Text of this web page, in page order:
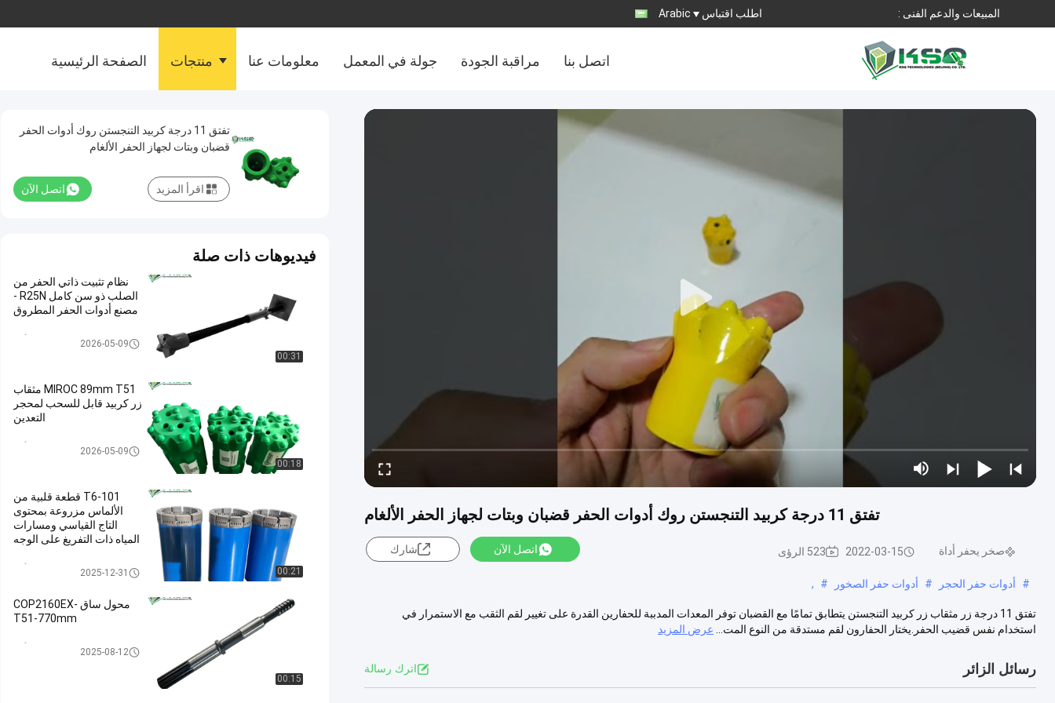
المبيعات والدعم الفنى : اطلب اقتباس Arabic
الصفحة الرئيسية منتجات معلومات عنا جولة في المعمل مراقبة الجودة اتصل بنا
تفتق 11 درجة كربيد التنجستن روك أدوات الحفر قضبان وبتات لجهاز الحفر الألغام
صخر يحفر أداة 2022-03-15 523 الرؤى اتصل الآن شارك
# أدوات حفر الحجر # أدوات حفر الصخور #
,
تفتق 11 درجة زر مثقاب زر كربيد التنجستن يتطابق تمامًا مع القضبان توفر المعدات المدببة للحفارين القدرة على تغيير لقم الثقب مع الاستمرار في
استخدام نفس قضيب الحفر.يختار الحفارون لقم مستدقة من النوع المت...
عرض المزيد
رسائل الزائر اترك رسالة
تفتق 11 درجة كربيد التنجستن روك أدوات الحفر
قضبان وبتات لجهاز الحفر الألغام
اتصل الآن اقرأ المزيد
فيديوهات ذات صلة
00:31
نظام تثبيت ذاتي الحفر من
الصلب ذو سن كامل R25N -
مصنع أدوات الحفر المطروق
2026-05-09
00:18
MIROC 89mm T51 مثقاب
زر كربيد قابل للسحب لمحجر
التعدين
2026-05-09
00:21
T6-101 قطعة قلبية من
الألماس مزروعة بمحتوى
التاج القياسي ومسارات
المياه ذات التفريغ على الوجه
2025-12-31
00:15
محول ساق COP2160EX-
T51-770mm
2025-08-12